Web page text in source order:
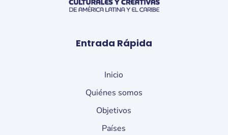
Entrada Rápida
Inicio
Quiénes somos
Objetivos
Países